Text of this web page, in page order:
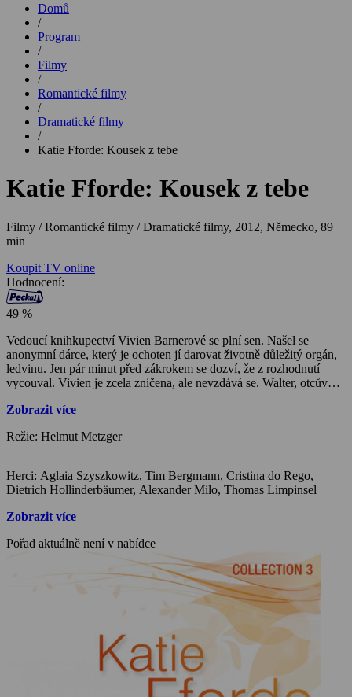
Domů
/
Program
/
Filmy
/
Romantické filmy
/
Dramatické filmy
/
Katie Fforde: Kousek z tebe
Katie Fforde: Kousek z tebe
Filmy / Romantické filmy / Dramatické filmy, 2012, Německo, 89
min
Koupit TV online
Hodnocení:
49 %
Vedoucí knihkupectví Vivien Barnerové se plní sen. Našel se
anonymní dárce, který je ochoten jí darovat životně důležitý orgán,
ledvinu. Jen pár minut před zákrokem se dozví, že z rozhodnutí
vycouval. Vivien je zcela zničena, ale nevzdává se. Walter, otcův
dárce a proč své rozhodnutí změnil.
Zobrazit více
Režie: Helmut Metzger
Herci: Aglaia Szyszkowitz, Tim Bergmann, Cristina do Rego,
Dietrich Hollinderbäumer, Alexander Milo, Thomas Limpinsel
Zobrazit více
Pořad aktuálně není v nabídce